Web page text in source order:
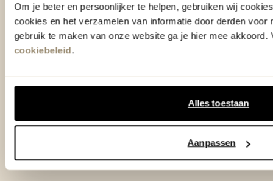
Om je beter en persoonlijker te helpen, gebruiken wij
cookies en het verzamelen van informatie door derden voor
gebruik te maken van onze website ga je hier mee akkoord.
cookiebeleid.
Alles toestaan
Aanpassen
Klantenservice
Over Eijerkamp
TrustScore4.7